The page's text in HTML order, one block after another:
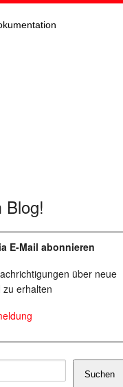
Blog!
E-Mail abonnieren
über neue
zu erhalten
Suchen